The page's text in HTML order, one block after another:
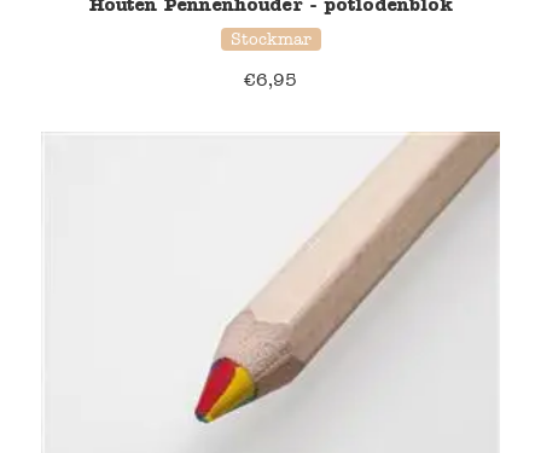
Houten Pennenhouder - potlodenblok
Stockmar
€6,95